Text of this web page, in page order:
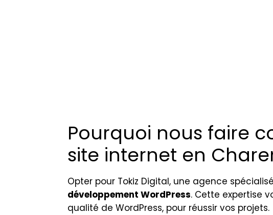
Pourquoi nous faire
site internet en
Opter pour Tokiz Digital, une agence
développement WordPress. Cette expertise
qualité de WordPress, pour réussir vos projets.